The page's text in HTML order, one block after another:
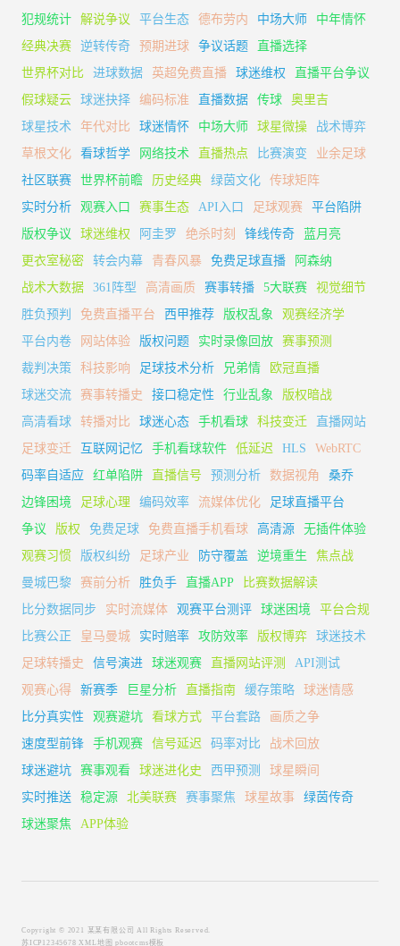
犯规统计
解说争议 平台生态 德布劳内 中场大师
中年情怀
经典决赛
逆转传奇 预期进球 争议话题
直播选择
世界杯对比
进球数据 英超免费直播 球迷维权
直播平台争议
假球疑云
球迷抉择 编码标准 直播数据 传球
奥里吉
球星技术
年代对比 球迷情怀 中场大师 球星微操
战术博弈
草根文化
看球哲学 网络技术 直播热点 比赛演变
业余足球
社区联赛
世界杯前瞻 历史经典 绿茵文化
传球矩阵
实时分析
观赛入口 赛事生态 API入口 足球观赛
平台陷阱
版权争议
球迷维权 阿圭罗 绝杀时刻 锋线传奇
蓝月亮
更衣室秘密
转会内幕 青春风暴 免费足球直播
阿森纳
战术大数据
361阵型 高清画质 赛事转播 5大联赛
视觉细节
胜负预判
免费直播平台 西甲推荐 版权乱象
观赛经济学
平台内卷
网站体验 版权问题 实时录像回放
赛事预测
裁判决策
科技影响 足球技术分析 兄弟情
欧冠直播
球迷交流
赛事转播史 接口稳定性 行业乱象
版权暗战
高清看球
转播对比 球迷心态 手机看球 科技变迁
直播网站
足球变迁
互联网记忆 手机看球软件 低延迟 HLS
WebRTC
码率自适应
红单陷阱 直播信号 预测分析 数据视角
桑乔
边锋困境
足球心理 编码效率 流媒体优化
足球直播平台
争议
版权 免费足球 免费直播手机看球 高清源
无插件体验
观赛习惯
版权纠纷 足球产业 防守覆盖 逆境重生
焦点战
曼城巴黎
赛前分析 胜负手 直播APP
比赛数据解读
比分数据同步
实时流媒体 观赛平台测评 球迷困境
平台合规
比赛公正
皇马曼城 实时赔率 攻防效率 版权博弈
球迷技术
足球转播史
信号演进 球迷观赛 直播网站评测
API测试
观赛心得
新赛季 巨星分析 直播指南 缓存策略
球迷情感
比分真实性
观赛避坑 看球方式 平台套路
画质之争
速度型前锋
手机观赛 信号延迟 码率对比
战术回放
球迷避坑
赛事观看 球迷进化史 西甲预测
球星瞬间
实时推送
稳定源 北美联赛 赛事聚焦 球星故事
绿茵传奇
球迷聚焦
APP体验
Copyright © 2021 某某有限公司 All Rights Reserved.
苏ICP12345678 XML地图 pbootcms模板